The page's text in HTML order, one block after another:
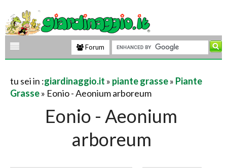
Forum
tu sei in :giardinaggio.it » piante grasse» Piante
Grasse» Eonio - Aeonium arboreum
Eonio - Aeonium
arboreum